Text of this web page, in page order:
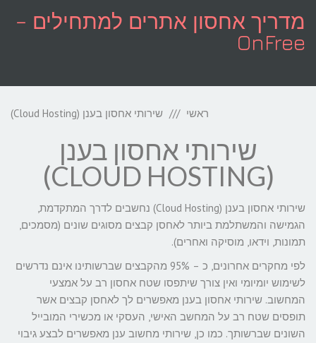
מדריך אחסון אתרים למתחילים –
OnFree
ראשי שירותי אחסון בענן (Cloud Hosting)
שירותי אחסון בענן
(CLOUD HOSTING)
שירותי אחסון בענן (Cloud Hosting) נחשבים לדרך המתקדמת,
הגמישה והמשתלמת ביותר לאחסן קבצים מסוגים שונים (מסמכים,
תמונות, וידאו, מוסיקה ואחרים).
לפי מחקרים אחרונים, כ – 95% מהקבצים שברשותינו אינם נדרשים
לשימוש יומיומי ואין צורך שיתפסו שטח אחסון רב על אמצעי
המחשוב. שירותי אחסון בענן מאפשרים לך לאחסן קבצים אשר
תופסים שטח רב על המחשב האישי, העסקי או מכשירי המובייל
השונים שברשותך. כמו כן, שירותי מחשוב ענן מאפשרים לבצע גיבוי